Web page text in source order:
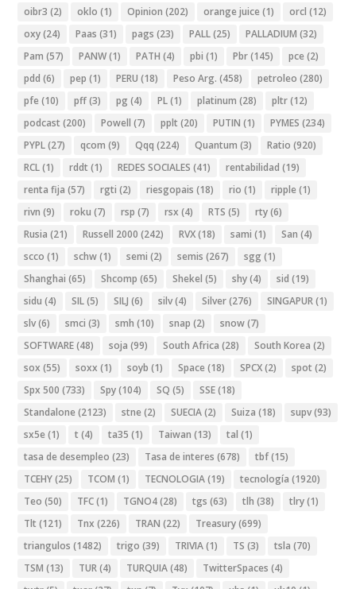
oibr3 (2) oklo (1) Opinion (202) orange juice (1) orcl (12)
oxy(24) Paas (31) pags (23) PALL(25) PALLADIUM (32)
Pam (57) PANW(1) PATH (4) pbi (1) Pbr(145) pce (2)
pdd (6) pep (1) PERU (18) Peso Arg. (458) petroleo (280)
pfe (10) pff(3) pg (4) PL(1) platinum (28) pltr(12)
podcast (200) Powell (7) pplt (20) PUTIN (1) PYMES (234)
PYPL(27) qcom (9) Qqq (224) Quantum (3) Ratio (920)
RCL(1) rddt (1) REDES SOCIALES (41) rentabilidad (19)
renta fija (57) rgti (2) riesgopais (18) rio (1) ripple (1)
rivn (9) roku (7) rsp (7) rsx (4) RTS (5) rty(6)
Rusia (21) Russell 2000 (242) RVX(18) sami (1) San (4)
scco (1) schw(1) semi (2) semis (267) sgg (1)
Shanghai (65) Shcomp (65) Shekel (5) shy(4) sid (19)
sidu (4) SIL(5) SILJ (6) silv(4) Silver(276) SINGAPUR(1)
slv(6) smci (3) smh (10) snap (2) snow(7)
SOFTWARE(48) soja (99) South Africa (28) South Korea (2)
sox (55) soxx (1) soyb (1) Space (18) SPCX(2) spot (2)
Spx 500 (733) Spy(104) SQ (5) SSE(18)
Standalone (2123) stne (2) SUECIA(2) Suiza (18) supv(93)
sx5e (1) t (4) ta35 (1) Taiwan (13) tal (1)
tasa de desempleo (23) Tasa de interes (678) tbf(15)
TCEHY(25) TCOM (1) TECNOLOGIA(19) tecnología (1920)
Teo (50) TFC(1) TGNO4(28) tgs (63) tlh (38) tlry(1)
Tlt (121) Tnx (226) TRAN (22) Treasury(699)
triangulos (1482) trigo (39) TRIVIA(1) TS (3) tsla (70)
TSM (13) TUR(4) TURQUIA(48) TwitterSpaces (4)